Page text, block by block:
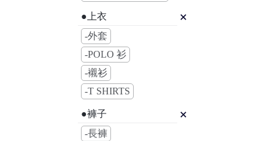
●上衣
-外套
-POLO 衫
-襯衫
-T SHIRTS
●褲子
-長褲